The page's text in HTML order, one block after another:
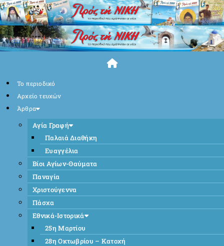
Skip
to
content
Το περιοδικό
Αρχείο τευχών
Άρθρα
Αγία Γραφή
Παλαιά Διαθήκη
Ευαγγέλια
Βίοι Αγίων-Θαύματα
Παναγία
Χριστούγεννα
Πάσχα
Εθνικά-Ιστορικά
25η Μαρτίου
28η Οκτωβρίου – Κατοχή